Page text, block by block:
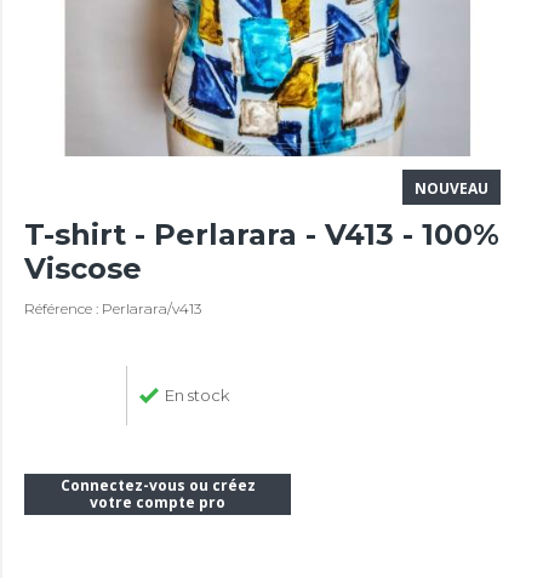
NOUVEAU
T-shirt - Perlarara - V413 - 100%
Viscose
Référence : Perlarara/v413
En stock
Connectez-vous ou créez
votre compte pro